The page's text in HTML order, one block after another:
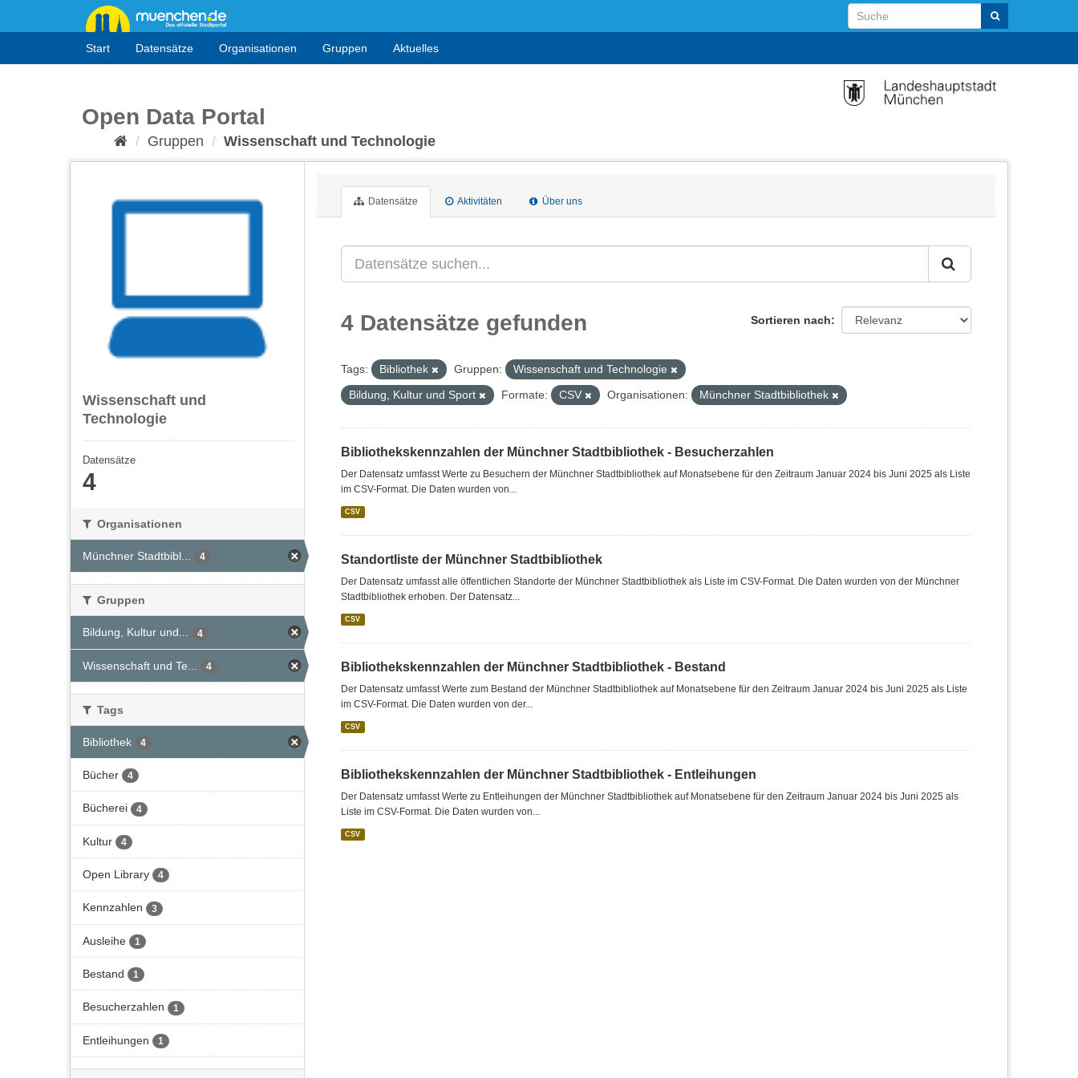
Start Datensätze Organisationen Gruppen Aktuelles
Open Data Portal
Gruppen Wissenschaft und Technologie
Wissenschaft und
Technologie
Datensätze
4
Organisationen
Münchner Stadtbibl... 4
Gruppen
Bildung, Kultur und... 4
Wissenschaft und Te... 4
Tags
Bibliothek 4
Bücher 4
Bücherei 4
Kultur 4
Open Library 4
Kennzahlen 3
Ausleihe 1
Bestand 1
Besucherzahlen 1
Entleihungen 1
Datensätze Aktivitäten Über uns
Sortieren nach
4 Datensätze gefunden
Tags: Bibliothek Gruppen:
Wissenschaft und Technologie
Bildung, Kultur und Sport
Formate: CSV Organisationen: Münchner Stadtbibliothek
Bibliothekskennzahlen der Münchner Stadtbibliothek - Besucherzahlen
Der Datensatz umfasst Werte zu Besuchern der Münchner Stadtbibliothek auf Monatsebene für den Zeitraum Januar 2024 bis Juni 2025 als Liste
im CSV-Format. Die Daten wurden von...
CSV
Standortliste der Münchner Stadtbibliothek
Der Datensatz umfasst alle öffentlichen Standorte der Münchner Stadtbibliothek als Liste im CSV-Format. Die Daten wurden von der Münchner
Stadtbibliothek erhoben. Der Datensatz...
CSV
Bibliothekskennzahlen der Münchner Stadtbibliothek - Bestand
Der Datensatz umfasst Werte zum Bestand der Münchner Stadtbibliothek auf Monatsebene für den Zeitraum Januar 2024 bis Juni 2025 als Liste
im CSV-Format. Die Daten wurden von der...
CSV
Bibliothekskennzahlen der Münchner Stadtbibliothek - Entleihungen
Der Datensatz umfasst Werte zu Entleihungen der Münchner Stadtbibliothek auf Monatsebene für den Zeitraum Januar 2024 bis Juni 2025 als
Liste im CSV-Format. Die Daten wurden von...
CSV